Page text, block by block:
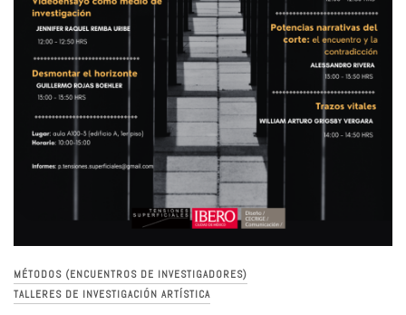
MÉTODOS (ENCUENTROS DE INVESTIGADORES)
TALLERES DE INVESTIGACIÓN ARTÍSTICA